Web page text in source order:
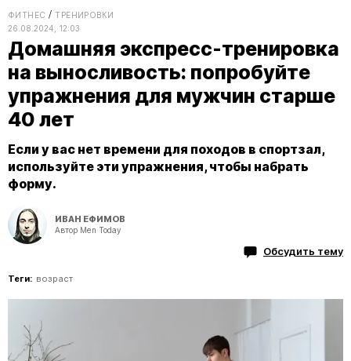
ФИТНЕС
ТРЕНИРОВКИ
26.08.2024, 12:03
Домашняя экспресс-тренировка
на выносливость: попробуйте
упражнения для мужчин старше
40 лет
Если у вас нет времени для походов в спортзал,
используйте эти упражнения, чтобы набрать
форму.
ИВАН ЕФИМОВ
Автор Men Today
Обсудить тему
Теги: возраст